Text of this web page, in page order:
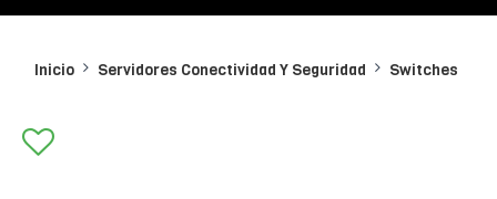
Inicio Servidores Conectividad Y Seguridad Switches